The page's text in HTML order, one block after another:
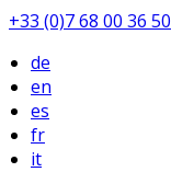
+33 (0)7 68 00 36 50
de
en
es
fr
it